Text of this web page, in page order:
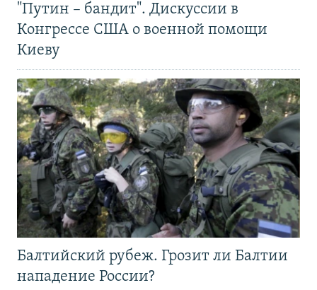
"Путин – бандит". Дискуссии в
Конгрессе США о военной помощи
Киеву
Балтийский рубеж. Грозит ли Балтии
нападение России?